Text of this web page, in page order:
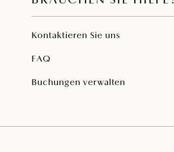
Kontaktieren Sie uns
FAQ
Buchungen verwalten